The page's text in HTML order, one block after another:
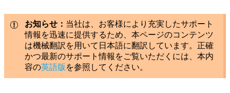
お知らせ： 当社は、お客様により充実したサポート
情報を迅速に提供するため、本ページのコンテンツ
は機械翻訳を用いて日本語に翻訳しています。正確
かつ最新のサポート情報をご覧いただくには、本内
容の英語版 を参照してください。